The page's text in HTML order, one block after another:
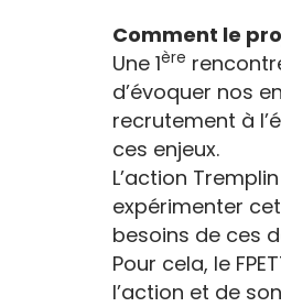
Comment le
Une 1ère
d’évoquer nos
recrutement à
ces enjeux.
L’action
expérimenter
besoins de ces
Pour cela, le
l’action et de